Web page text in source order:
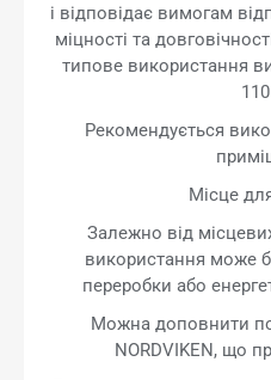
і відповідає вимогам
міцності та
типове використання
Рекомендується
Місце
Залежно від
використання може
переробки або
Можна доповнити
NORDVIKEN, що